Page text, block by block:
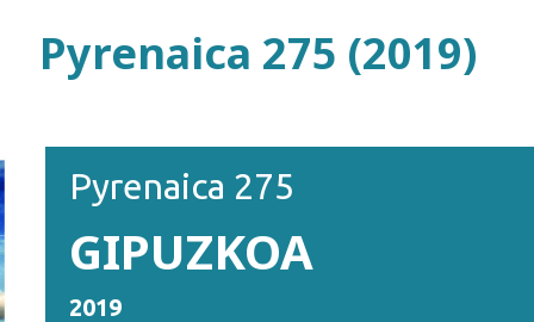
Pyrenaica 275 (2019)
Pyrenaica 275
GIPUZKOA
2019